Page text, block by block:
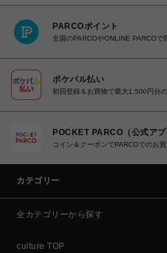
PARCOポイント
全国のPARCOやONLINE PARCOで
ポケパル払い
初回登録＆お買物で最大1,500円分
POCKET PARCO（公式アプ
コイン＆クーポンでPARCOでのお
カテゴリー
全カテゴリーから探す
culture TOP